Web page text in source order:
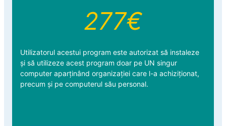
277€
Utilizatorul acestui program este autorizat să instaleze
și să utilizeze acest program doar pe UN singur
computer aparținând organizației care l-a achiziționat,
precum și pe computerul său personal.